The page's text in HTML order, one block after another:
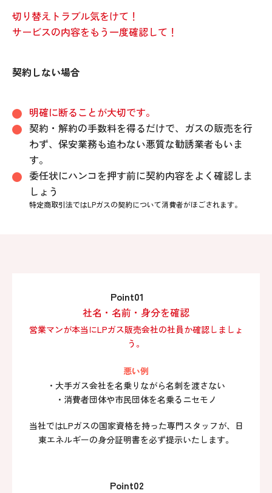
切り替えトラブル気をけて！
サービスの内容をもう一度確認して！
契約しない場合
明確に断ることが大切です。
契約・解約の手数料を得るだけで、ガスの販売を行
わず、保安業務も追わない悪質な勧誘業者もいま
す。
委任状にハンコを押す前に契約内容をよく確認しま
しょう
特定商取引法ではLPガスの契約について消費者がほごされます。
Point01
社名・名前・身分を確認
営業マンが本当にLPガス販売会社の社員か確認しましょ
う。
悪い例
・大手ガス会社を名乗りながら名刺を渡さない
・消費者団体や市民団体を名乗るニセモノ
当社ではLPガスの国家資格を持った専門スタッフが、日
東エネルギーの身分証明書を必ず提示いたします。
Point02